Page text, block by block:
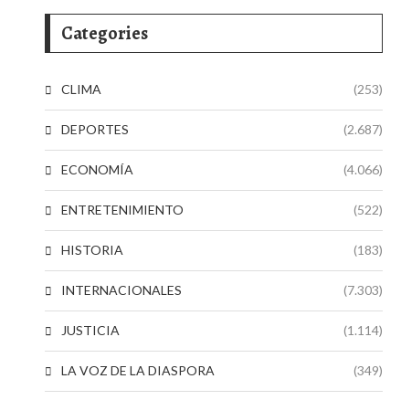
Categories
CLIMA (253)
DEPORTES (2.687)
ECONOMÍA (4.066)
ENTRETENIMIENTO (522)
HISTORIA (183)
INTERNACIONALES (7.303)
JUSTICIA (1.114)
LA VOZ DE LA DIASPORA (349)